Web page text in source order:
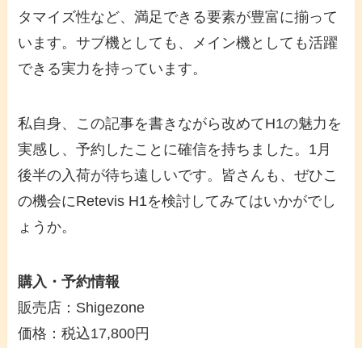
タマイズ性など、満足できる要素が豊富に揃って
います。サブ機としても、メイン機としても活躍
できる実力を持っています。
私自身、この記事を書きながら改めてH1の魅力を
実感し、予約したことに確信を持ちました。1月
後半の入荷が待ち遠しいです。皆さんも、ぜひこ
の機会にRetevis H1を検討してみてはいかがでし
ょうか。
購入・予約情報
販売店：Shigezone
価格：税込17,800円